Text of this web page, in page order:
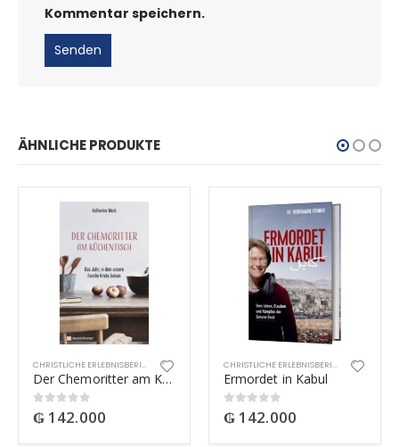
Kommentar speichern.
ÄHNLICHE PRODUKTE
Der Chemoritter am Küchentisch
0out of 5
₲ 142.000
Ermordet in Kabul
0out of 5
₲ 142.000